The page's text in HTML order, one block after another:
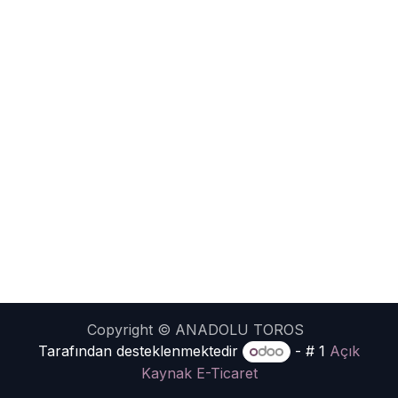
Copyright © ANADOLU TOROS
Tarafından desteklenmektedir
- # 1 Açık
Kaynak E-Ticaret